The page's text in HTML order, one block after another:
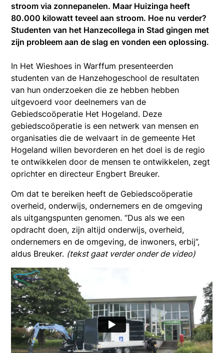
stroom via zonnepanelen. Maar Huizinga heeft
80.000 kilowatt teveel aan stroom. Hoe nu verder?
Studenten van het Hanzecollega in Stad gingen met
zijn probleem aan de slag en vonden een oplossing.
In Het Wieshoes in Warffum presenteerden
studenten van de Hanzehogeschool de resultaten
van hun onderzoeken die ze hebben hebben
uitgevoerd voor deelnemers van de
Gebiedscoöperatie Het Hogeland. Deze
gebiedscoöperatie is een netwerk van mensen en
organisaties die de welvaart in de gemeente Het
Hogeland willen bevorderen en het doel is de regio
te ontwikkelen door de mensen te ontwikkelen, zegt
oprichter en directeur Engbert Breuker.
Om dat te bereiken heeft de Gebiedscoöperatie
overheid, onderwijs, ondernemers en de omgeving
als uitgangspunten genomen. “Dus als we een
opdracht doen, zijn altijd onderwijs, overheid,
ondernemers en de omgeving, de inwoners, erbij”,
aldus Breuker. (tekst gaat verder onder de video)